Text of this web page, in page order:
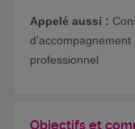
Appelé aussi :
d'accompagnement
professionnel
Objectifs et